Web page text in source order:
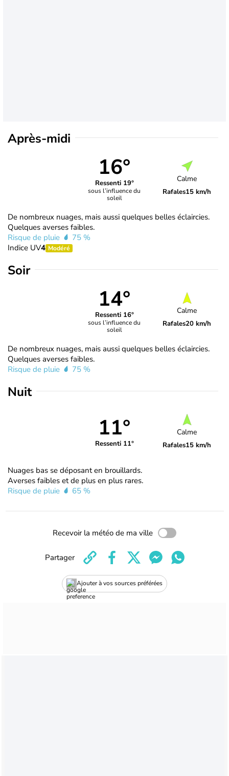
Après-midi
16°
Ressenti 19°
sous l’influence du
soleil
Calme
Rafales15 km/h
De nombreux nuages, mais aussi quelques belles éclaircies.
Quelques averses faibles.
Risque de pluie
75 %
Indice UV4 Modéré
Soir
14°
Ressenti 16°
sous l’influence du
soleil
Calme
Rafales20 km/h
De nombreux nuages, mais aussi quelques belles éclaircies.
Quelques averses faibles.
Risque de pluie
75 %
Nuit
11°
Ressenti 11°
Calme
Rafales15 km/h
Nuages bas se déposant en brouillards.
Averses faibles et de plus en plus rares.
Risque de pluie
65 %
Recevoir la météo de ma ville
Ajouter à vos sources préférées
Partager